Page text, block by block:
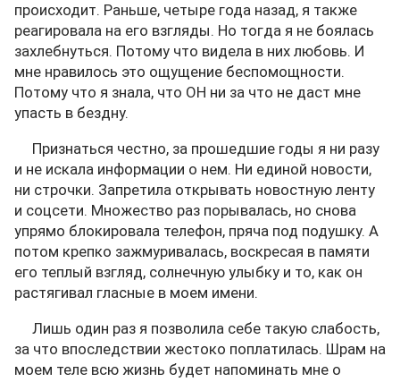
происходит. Раньше, четыре года назад, я также
реагировала на его взгляды. Но тогда я не боялась
захлебнуться. Потому что видела в них любовь. И
мне нравилось это ощущение беспомощности.
Потому что я знала, что ОН ни за что не даст мне
упасть в бездну.
Признаться честно, за прошедшие годы я ни разу
и не искала информации о нем. Ни единой новости,
ни строчки. Запретила открывать новостную ленту
и соцсети. Множество раз порывалась, но снова
упрямо блокировала телефон, пряча под подушку. А
потом крепко зажмуривалась, воскресая в памяти
его теплый взгляд, солнечную улыбку и то, как он
растягивал гласные в моем имени.
Лишь один раз я позволила себе такую слабость,
за что впоследствии жестоко поплатилась. Шрам на
моем теле всю жизнь будет напоминать мне о